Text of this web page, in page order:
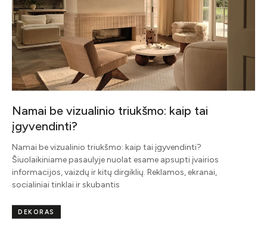
Namai be vizualinio triukšmo: kaip tai
įgyvendinti?
Namai be vizualinio triukšmo: kaip tai įgyvendinti?
Šiuolaikiniame pasaulyje nuolat esame apsupti įvairios
informacijos, vaizdų ir kitų dirgiklių. Reklamos, ekranai,
socialiniai tinklai ir skubantis
DEKORAS